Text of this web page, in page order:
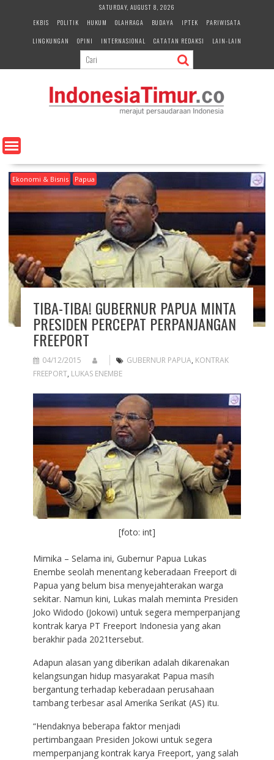
e
n
SATURDAY, AUGUST 8, 2026
EKBIS
POLITIK HUKUM OLAHRAGA BUDAYA IPTEK
PARIWISATA
LINGKUNGAN
OPINI INTERNASIONAL CATATAN REDAKSI LAIN-LAIN
Ekonomi & Bisnis Papua
TIBA-TIBA! GUBERNUR PAPUA MINTA
PRESIDEN PERCEPAT PERPANJANGAN
FREEPORT
04/12/2015 GUBERNUR PAPUA, KONTRAK
FREEPORT, LUKAS ENEMBE
[foto: int]
Mimika – Selama ini, Gubernur Papua Lukas
Enembe seolah menentang keberadaan Freeport di
Papua yang belum bisa menyejahterakan warga
sekitar. Namun kini, Lukas malah meminta Presiden
Joko Widodo (Jokowi) untuk segera memperpanjang
kontrak karya PT Freeport Indonesia yang akan
berakhir pada 2021tersebut.
Adapun alasan yang diberikan adalah dikarenakan
kelangsungan hidup masyarakat Papua masih
bergantung terhadap keberadaan perusahaan
tambang terbesar asal Amerika Serikat (AS) itu.
“Hendaknya beberapa faktor menjadi
pertimbangaan Presiden Jokowi untuk segera
memperpanjang kontrak karya Freeport, yang salah